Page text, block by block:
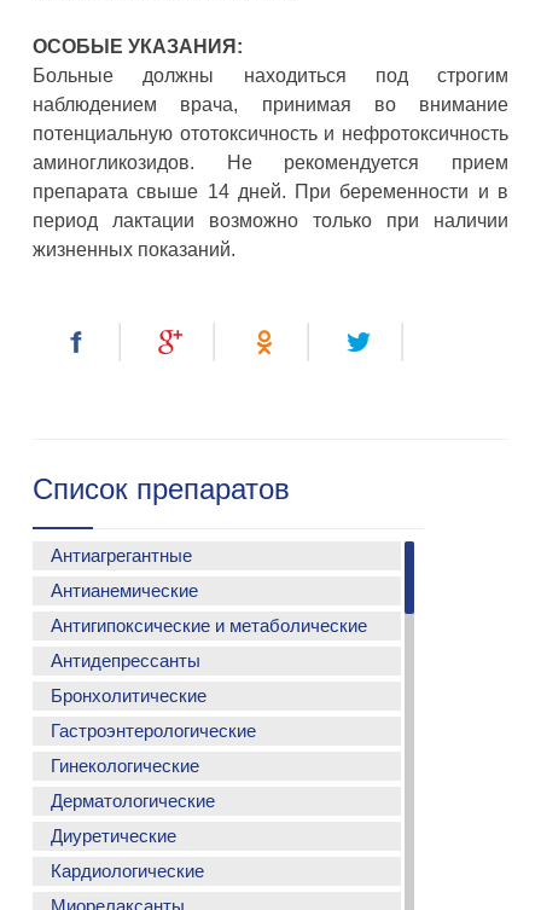
ОСОБЫЕ УКАЗАНИЯ:
Больные должны находиться под строгим
наблюдением врача, принимая во внимание
потенциальную ототоксичность и нефротоксичность
аминогликозидов. Не рекомендуется прием
препарата свыше 14 дней. При беременности и в
период лактации возможно только при наличии
жизненных показаний.
Список препаратов
Антиагрегантные
АСМАДА
Антианемические
ФЕРСИНОЛ С
ФЕРСИНОЛ-Z
ФЕРСИНОЛ
Антигипоксические и метаболические
МЕТАКАРТИН
КАРМЕТАДИН
Антидепрессанты
МЕДОЛАПРАМ
Бронхолитические
АЭРОЛЕТ
БРОВЕНСИН
Гастроэнтерологические
САРПАЛ
СИМЕСПАСМИЛ
ЛАЦИДОФОРТЕ
ДОПРОКИН-С
ДУСКОНАЛ
Гинекологические
ЭНЗОФЕН
НИСТАФУР
Дерматологические
РОКСЕТ гель
СПЕНТЕН
Диуретические
СПИЛАКТОН
НОЛАКСЕН
Кардиологические
Миорелаксанты